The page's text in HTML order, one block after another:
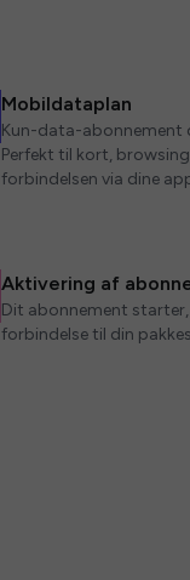
Mobildataplan
Kun-data-abonnement
Perfekt til kort,
forbindelsen via dine
Aktivering af
Dit abonnement
forbindelse til din